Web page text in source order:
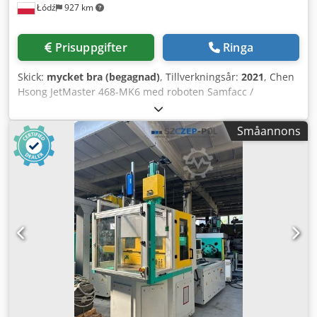
6,10x1,50x2,00 m Alla maskiner som erbjuds startas av
ett videoklipp av de tekniska testerna av den valda
maskinen eller att delta i live-tester i vårt företag i Łódź.
Łódź 927 km
Prisuppgifter Ringa
Skick: mycket bra (begagnad), Tillverkningsår: 2021, Chen
Hsong JetMaster 468-MK6 med roboten Samfacc /
hybridmaskin Tillverkningsår: 2021 Sprutenhet:
Skruvdiameter: 83 mm Sprutvikt: 2043 g Dkodpfxozpamtj
Adror Spruttryck: 1840 bar Doseringsvolym: 2245 cm³
Spännenhet: Spännkraft: 468 ton Avstånd mellan
stolparna: 830x830 mm Storlek på spännplattorna:
1210x1165 mm Utstötar: elektrisk Spännenhet: knäled
Styrsystem: BECKHOFF – pekskärm Ytterligare utrustning:
Hybridmaskin: höghastighets, energibesparande och
mycket tyst Euromap 67 Robotgränssnitt Luftventil x 4
Hydraulisk kärndragare x 2 Styrsystem med hetkanal x 8
Sprutenhet härdad – bimetall Huvudmotorn i maskinen –
servomotor driven av en frekvensomriktare –
energibesparing Central smörjning Automatisk justering av
verktygshöjd Rexroth-hydraulik Maskinen har servats i
Småannons